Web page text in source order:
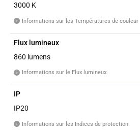
3000 K
i Informations sur les Températures de couleur
Flux lumineux
860 lumens
i Informations sur le Flux lumineux
IP
IP20
i Informations sur les Indices de protection